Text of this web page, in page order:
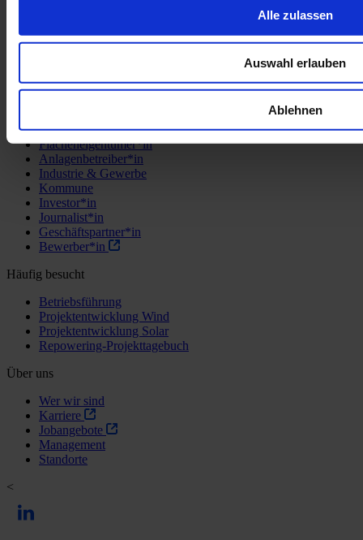
Alle zulassen
Auswahl erlauben
Ablehnen
um die aktuellen Anforderungen und Standards zu erfüllen.
Dennoch können Fehler nicht völlig ausgeschlossen werden. Falls
Sie Fehler in dieser Erklärung finden, bitten wir um eine kurze
Rückmeldung über die Kontaktwege, wie sie in diesem Dokument
Die Erklärung wurde zuletzt am 12.03.2026 überprüft.
Flächeneigentümer*in
Anlagenbetreiber*in
Industrie & Gewerbe
Kommune
Investor*in
Journalist*in
Geschäftspartner*in
Bewerber*in
Häufig besucht
Betriebsführung
Projektentwicklung Wind
Projektentwicklung Solar
Repowering-Projekttagebuch
Über uns
Wer wir sind
Karriere
Jobangebote
Management
Standorte
<